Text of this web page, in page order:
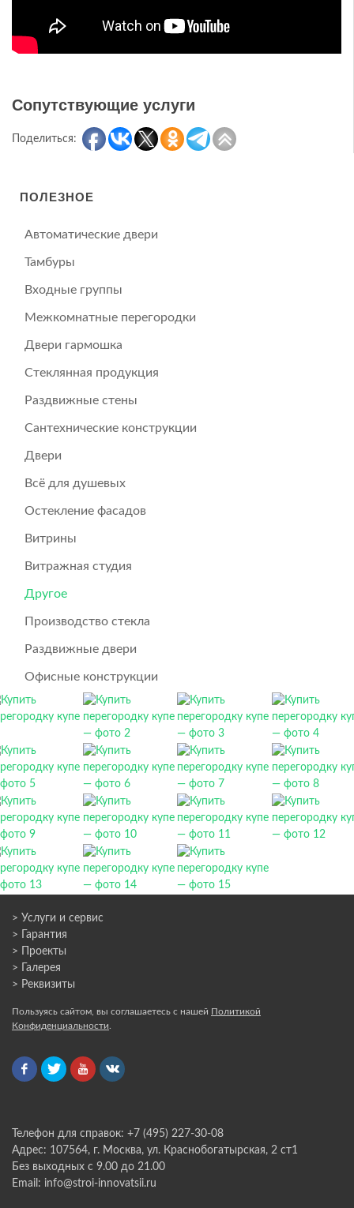
Сопутствующие услуги
Поделиться:
ПОЛЕЗНОЕ
Автоматические двери
Тамбуры
Входные группы
Межкомнатные перегородки
Двери гармошка
Стеклянная продукция
Раздвижные стены
Сантехнические конструкции
Двери
Всё для душевых
Остекление фасадов
Витрины
Витражная студия
Другое
Производство стекла
Раздвижные двери
Офисные конструкции
> Услуги и сервис
> Гарантия
> Проекты
> Галерея
> Реквизиты
Пользуясь сайтом, вы соглашаетесь с нашей Политикой
Конфиденциальности
Телефон для справок: +7 (495) 227-30-08
Адрес: 107564, г. Москва, ул. Краснобогатырская, 2 ст1
Без выходных с 9.00 до 21.00
Email: info@stroi-innovatsii.ru